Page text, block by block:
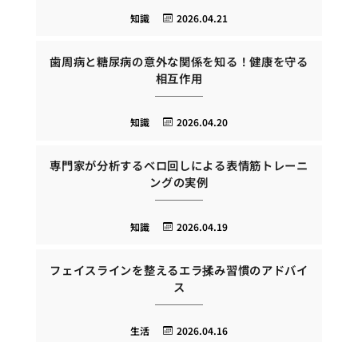
2026.04.21
知識
歯周病と糖尿病の意外な関係を知る！健康を守る
相互作用
2026.04.20
知識
専門家が分析するベロ回しによる表情筋トレーニ
ングの実例
2026.04.19
知識
フェイスラインを整えるエラ揉み習慣のアドバイ
ス
2026.04.16
生活